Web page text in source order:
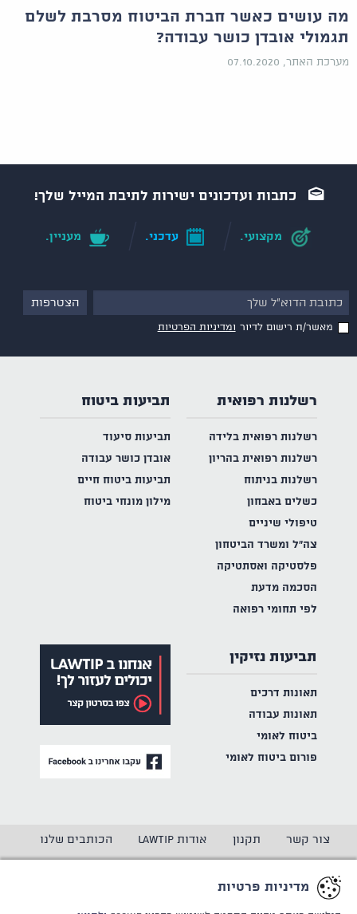
מה עושים כאשר חברת הביטוח מסרבת לשלם
תגמולי אובדן כושר עבודה?
מערכת האתר, 07.10.2020
כתבות ועדכונים ישירות לתיבת המייל שלך!
מקצועי. עדכני. מעניין.
מאשר/ת רישום לדיור ומדיניות הפרטיות
רשלנות רפואית
רשלנות רפואית בלידה
רשלנות רפואית בהריון
רשלנות בניתוח
כשלים באבחון
טיפולי שיניים
צה"ל ומשרד הביטחון
פלסטיקה ואסתטיקה
הסכמה מדעת
לפי תחומי רפואה
תביעות ביטוח
תביעות סיעוד
אובדן כושר עבודה
תביעות ביטוח חיים
מילון מונחי ביטוח
תביעות נזיקין
תאונות דרכים
תאונות עבודה
ביטוח לאומי
פורום ביטוח לאומי
צור קשר תקנון אודות LAWTIP הכותבים שלנו
מדיניות פרטיות